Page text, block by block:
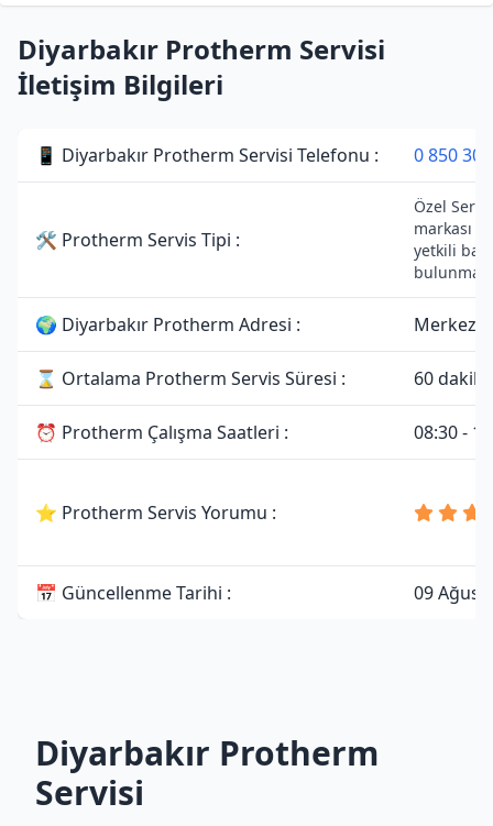
Diyarbakır Protherm Servisi
İletişim Bilgileri
📱 Diyarbakır Protherm Servisi Telefonu : 0 850
🛠 Protherm Servis Tipi :
Özel
markası
yetkili
🌍 Diyarbakır Protherm Adresi : Merkez,
⌛ Ortalama Protherm Servis Süresi : 60 dakika
⏰ Protherm Çalışma Saatleri : 08:30 -
⭐ Protherm Servis Yorumu :
📅 Güncellenme Tarihi : 09
Diyarbakır Protherm
Servisi